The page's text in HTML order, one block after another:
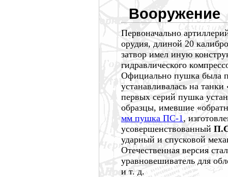
Вооружение
Первоначально
орудия, длиной 20
затвор имел иную
гидравлического
Официально пушка была
устанавливалась на
первых серий пушка
образцы, имевшие
мм пушка ПС-1,
усовершенствованный
ударный и спусковой
Отечественная версия
уравновешиватель для
и т. д.